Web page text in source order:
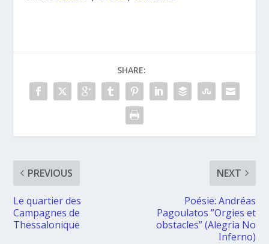
SHARE:
PREVIOUS
Le quartier des
Campagnes de
Thessalonique
NEXT
Poésie: Andréas
Pagoulatos ”Orgies et
obstacles” (Alegria No
Inferno)